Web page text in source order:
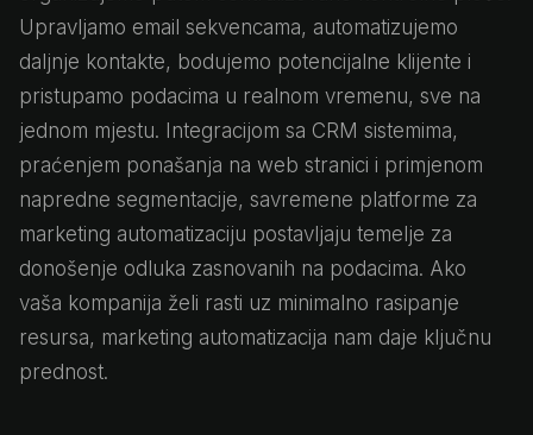
Upravljamo email sekvencama, automatizujemo
daljnje kontakte, bodujemo potencijalne klijente i
pristupamo podacima u realnom vremenu, sve na
jednom mjestu. Integracijom sa CRM sistemima,
praćenjem ponašanja na web stranici i primjenom
napredne segmentacije, savremene platforme za
marketing automatizaciju postavljaju temelje za
donošenje odluka zasnovanih na podacima. Ako
vaša kompanija želi rasti uz minimalno rasipanje
resursa, marketing automatizacija nam daje ključnu
prednost.